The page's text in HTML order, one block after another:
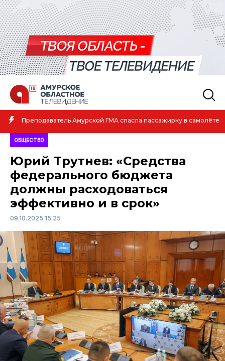
Амурская спортсменка выиграла первенство России по лёгкой
атлетике
ОБЩЕСТВО
Юрий Трутнев: «Средства
федерального бюджета
должны расходоваться
эффективно и в срок»
09.10.2025 15:25